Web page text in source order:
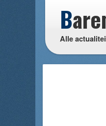
B
Alle